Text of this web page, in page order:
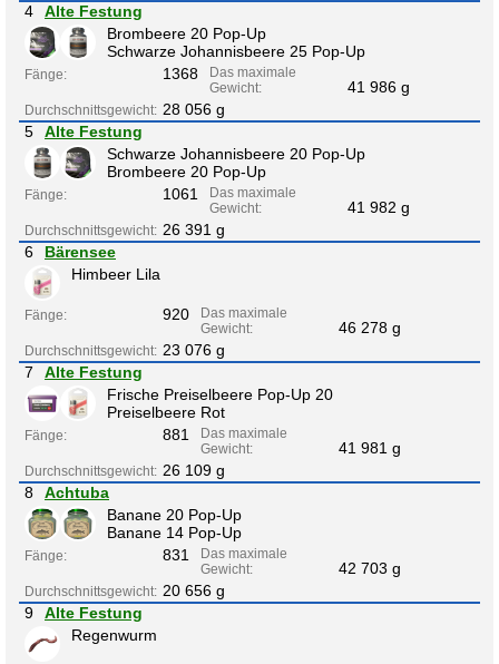
4
Alte Festung
Brombeere 20 Pop-Up
Schwarze Johannisbeere 25 Pop-Up
Fänge: 1368
Das maximale
Gewicht:
41 986 g
Durchschnittsgewicht: 28 056 g
5
Alte Festung
Schwarze Johannisbeere 20 Pop-Up
Brombeere 20 Pop-Up
Fänge: 1061
Das maximale
Gewicht:
41 982 g
Durchschnittsgewicht: 26 391 g
6
Bärensee
Himbeer Lila
Fänge: 920
Das maximale
Gewicht:
46 278 g
Durchschnittsgewicht: 23 076 g
7
Alte Festung
Frische Preiselbeere Pop-Up 20
Preiselbeere Rot
Fänge: 881
Das maximale
Gewicht:
41 981 g
Durchschnittsgewicht: 26 109 g
8
Achtuba
Banane 20 Pop-Up
Banane 14 Pop-Up
Fänge: 831
Das maximale
Gewicht:
42 703 g
Durchschnittsgewicht: 20 656 g
9
Alte Festung
Regenwurm